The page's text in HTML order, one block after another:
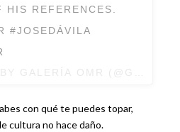
HIS REFERENCES.
#JOSEDÁVILA
con qué te puedes topar,
cultura no hace daño.